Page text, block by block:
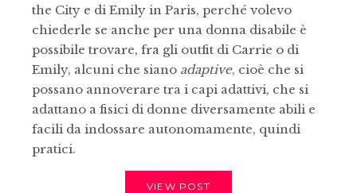
the City e di Emily in Paris, perché volevo
chiederle se anche per una donna disabile è
possibile trovare, fra gli outfit di Carrie o di
Emily, alcuni che siano adaptive, cioè che si
possano annoverare tra i capi adattivi, che si
adattano a fisici di donne diversamente abili e
facili da indossare autonomamente, quindi
pratici.
VIEW POST